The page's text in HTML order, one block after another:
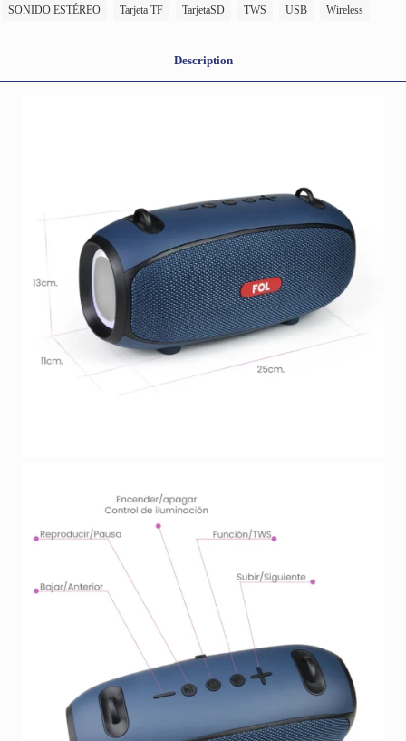
SONIDO ESTÉREO
Tarjeta TF TarjetaSD TWS USB Wireless
Description